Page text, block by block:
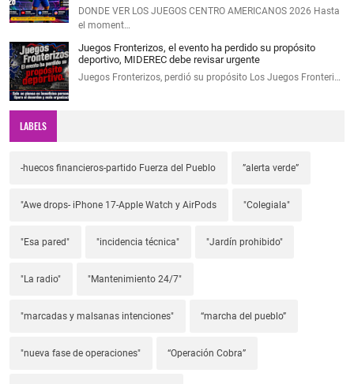
DONDE VER LOS JUEGOS CENTRO AMERICANOS 2026 Hasta
el moment…
Juegos Fronterizos, el evento ha perdido su propósito
deportivo, MIDEREC debe revisar urgente
Juegos Fronterizos, perdió su propósito Los Juegos Fronteri…
LABELS
-huecos financieros-partido Fuerza del Pueblo ”alerta verde”
"Awe drops- iPhone 17-Apple Watch y AirPods "Colegiala"
"Esa pared" "incidencia técnica" "Jardín prohibido"
"La radio" "Mantenimiento 24/7"
"marcadas y malsanas intenciones" “marcha del pueblo”
"nueva fase de operaciones" “Operación Cobra”